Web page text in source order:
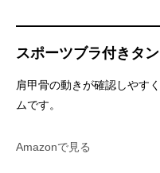
スポーツブラ付きタ
肩甲骨の動きが確認しやす
ムです。
Amazonで見る